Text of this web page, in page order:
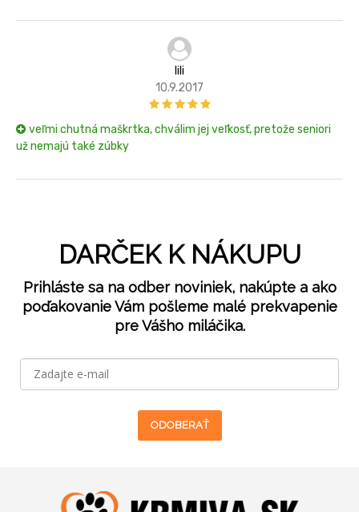
lili
10.9.2017
veľmi chutná maškrtka, chválim jej veľkosť, pretože seniori
už nemajú také zúbky
DARČEK K NÁKUPU
Prihláste sa na odber noviniek, nakúpte a ako
poďakovanie Vám pošleme malé prekvapenie
pre Vášho miláčika.
ODOBERAŤ